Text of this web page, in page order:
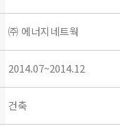
㈜ 에너지네트웍
2014.07~2014.12
건축